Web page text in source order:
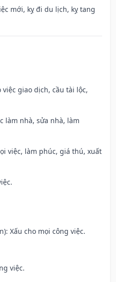
mới, kỵ đi du lịch, kỵ tang
việc giao dịch, cầu tài lộc,
làm nhà, sửa nhà, làm
việc, làm phúc, giá thú, xuất
Xấu cho mọi công việc.
việc.